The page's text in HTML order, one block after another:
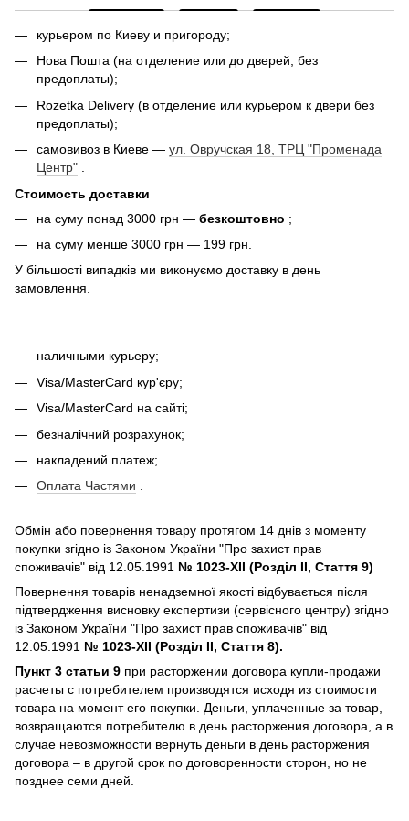
курьером по Киеву и пригороду;
Нова Пошта (на отделение или до дверей, без
предоплаты);
Rozetka Delivery (в отделение или курьером к двери без
предоплаты);
самовивоз в Киеве — ул. Овручская 18, ТРЦ "Променада
Центр" .
Стоимость доставки
на суму понад 3000 грн — безкоштовно ;
на суму менше 3000 грн — 199 грн.
У більшості випадків ми виконуємо доставку в день
замовлення.
наличными курьеру;
Visa/MasterCard кур'єру;
Visa/MasterCard на сайті;
безналічний розрахунок;
накладений платеж;
Оплата Частями .
Обмін або повернення товару протягом 14 днів з моменту
покупки згідно із Законом України "Про захист прав
споживачів" від 12.05.1991 № 1023-XII (Розділ II, Стаття 9)
Повернення товарів ненадземної якості відбувається після
підтвердження висновку експертизи (сервісного центру) згідно
із Законом України "Про захист прав споживачів" від
12.05.1991 № 1023-XII (Розділ II, Стаття 8).
Пункт 3 статьи 9 при расторжении договора купли-продажи
расчеты с потребителем производятся исходя из стоимости
товара на момент его покупки. Деньги, уплаченные за товар,
возвращаются потребителю в день расторжения договора, а в
случае невозможности вернуть деньги в день расторжения
договора – в другой срок по договоренности сторон, но не
позднее семи дней.